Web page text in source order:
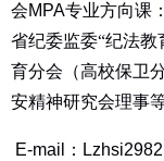
会MPA专业方向课 ：
省纪委监委“纪法教
育分会（高校保卫
安精神研究会理事
E-mail：